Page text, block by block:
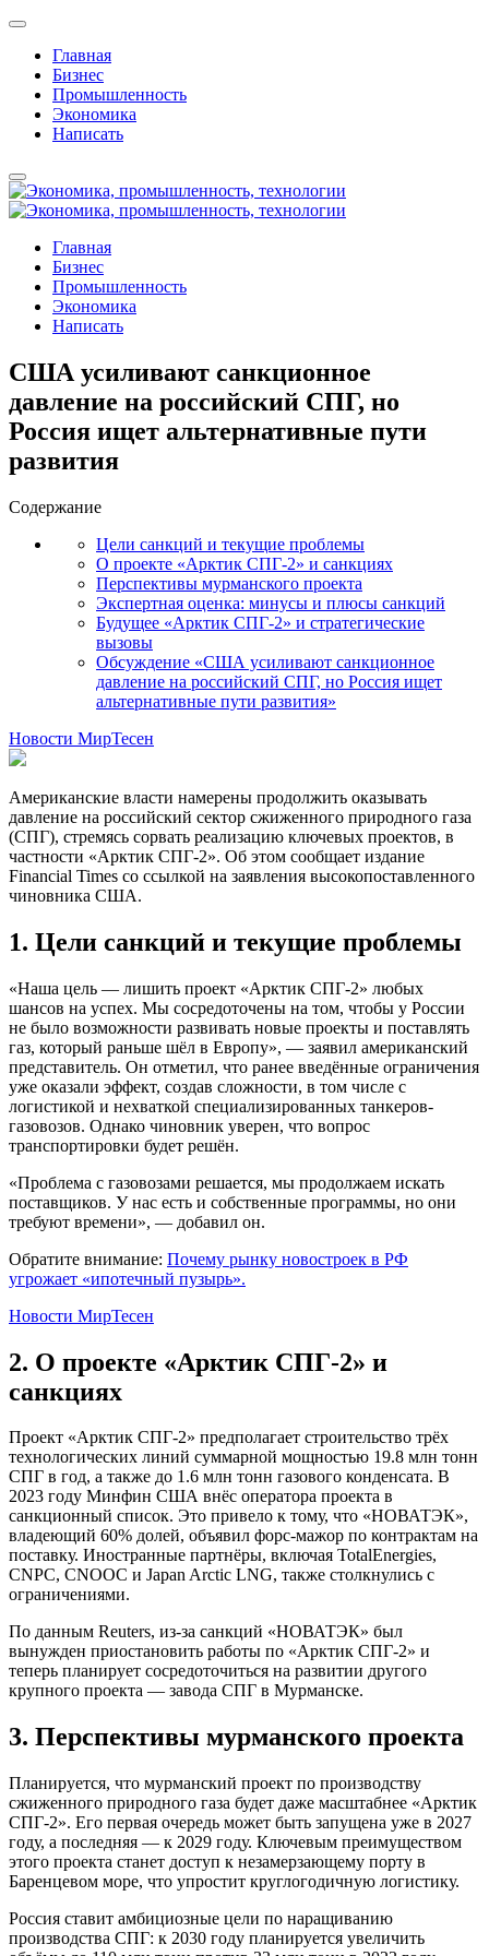
Главная
Бизнес
Промышленность
Экономика
Написать
Главная
Бизнес
Промышленность
Экономика
Написать
США усиливают санкционное
давление на российский СПГ, но
Россия ищет альтернативные пути
развития
Содержание
Цели санкций и текущие проблемы
О проекте «Арктик СПГ-2» и санкциях
Перспективы мурманского проекта
Экспертная оценка: минусы и плюсы санкций
Будущее «Арктик СПГ-2» и стратегические
вызовы
Обсуждение «США усиливают санкционное
давление на российский СПГ, но Россия ищет
альтернативные пути развития»
Новости МирТесен
Американские власти намерены продолжить оказывать
давление на российский сектор сжиженного природного газа
(СПГ), стремясь сорвать реализацию ключевых проектов, в
частности «Арктик СПГ-2». Об этом сообщает издание
Financial Times со ссылкой на заявления высокопоставленного
чиновника США.
1. Цели санкций и текущие проблемы
«Наша цель — лишить проект «Арктик СПГ-2» любых
шансов на успех. Мы сосредоточены на том, чтобы у России
не было возможности развивать новые проекты и поставлять
газ, который раньше шёл в Европу», — заявил американский
представитель. Он отметил, что ранее введённые ограничения
уже оказали эффект, создав сложности, в том числе с
логистикой и нехваткой специализированных танкеров-
газовозов. Однако чиновник уверен, что вопрос
транспортировки будет решён.
«Проблема с газовозами решается, мы продолжаем искать
поставщиков. У нас есть и собственные программы, но они
требуют времени», — добавил он.
Обратите внимание: Почему рынку новостроек в РФ
угрожает «ипотечный пузырь».
Новости МирТесен
2. О проекте «Арктик СПГ-2» и
санкциях
Проект «Арктик СПГ-2» предполагает строительство трёх
технологических линий суммарной мощностью 19.8 млн тонн
СПГ в год, а также до 1.6 млн тонн газового конденсата. В
2023 году Минфин США внёс оператора проекта в
санкционный список. Это привело к тому, что «НОВАТЭК»,
владеющий 60% долей, объявил форс-мажор по контрактам на
поставку. Иностранные партнёры, включая TotalEnergies,
CNPC, CNOOC и Japan Arctic LNG, также столкнулись с
ограничениями.
По данным Reuters, из-за санкций «НОВАТЭК» был
вынужден приостановить работы по «Арктик СПГ-2» и
теперь планирует сосредоточиться на развитии другого
крупного проекта — завода СПГ в Мурманске.
3. Перспективы мурманского проекта
Планируется, что мурманский проект по производству
сжиженного природного газа будет даже масштабнее «Арктик
СПГ-2». Его первая очередь может быть запущена уже в 2027
году, а последняя — к 2029 году. Ключевым преимуществом
этого проекта станет доступ к незамерзающему порту в
Баренцевом море, что упростит круглогодичную логистику.
Россия ставит амбициозные цели по наращиванию
производства СПГ: к 2030 году планируется увеличить